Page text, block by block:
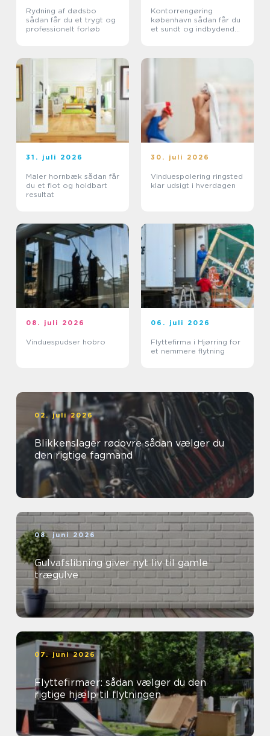
Rydning af dødsbo
sådan får du et trygt og
professionelt forløb
Kontorrengøring
københavn sådan får du
et sundt og indbydende
31. juli 2026
Maler hornbæk sådan får
du et flot og holdbart
resultat
30. juli 2026
Vinduespolering ringsted
klar udsigt i hverdagen
08. juli 2026
Vinduespudser hobro
06. juli 2026
Flyttefirma i Hjørring for
et nemmere flytning
02. juli 2026
Blikkenslager rødovre sådan vælger du
den rigtige fagmand
08. juni 2026
Gulvafslibning giver nyt liv til gamle
trægulve
07. juni 2026
Flyttefirmaer: sådan vælger du den
rigtige hjælp til flytningen